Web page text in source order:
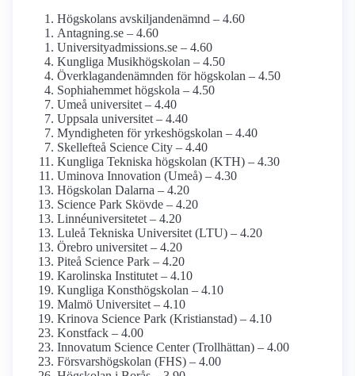
Högskolans avskiljande­nämnd – 4.60
Antagning.se – 4.60
University­admissions.se – 4.60
Kungliga Musik­högskolan – 4.50
Överklagande­nämnden för högskolan – 4.50
Sophiahemmet högskola – 4.50
Umeå universitet – 4.40
Uppsala universitet – 4.40
Myndigheten för yrkes­högskolan – 4.40
Skellefteå Science City – 4.40
Kungliga Tekniska högskolan (KTH) – 4.30
Uminova Innovation (Umeå) – 4.30
Högskolan Dalarna – 4.20
Science Park Skövde – 4.20
Linné­universitetet – 4.20
Luleå Tekniska Universitet (LTU) – 4.20
Örebro universitet – 4.20
Piteå Science Park – 4.20
Karolinska Institutet – 4.10
Kungliga Konst­högskolan – 4.10
Malmö Universitet – 4.10
Krinova Science Park (Kristianstad) – 4.10
Konstfack – 4.00
Innovatum Science Center (Trollhättan) – 4.00
Försvars­högskolan (FHS) – 4.00